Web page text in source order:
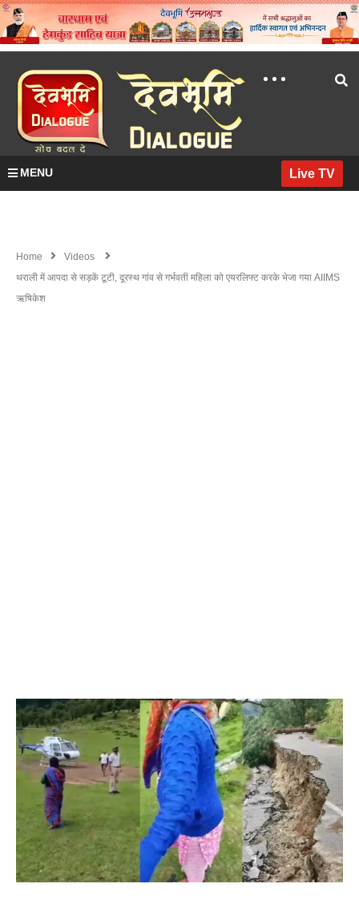
MENU Live TV
Home
Videos
थराली में आपदा से सड़कें टूटी, दूरस्थ गांव से गर्भवती महिला को एयरलिफ्ट करके भेजा गया AIIMS
ऋषिकेश